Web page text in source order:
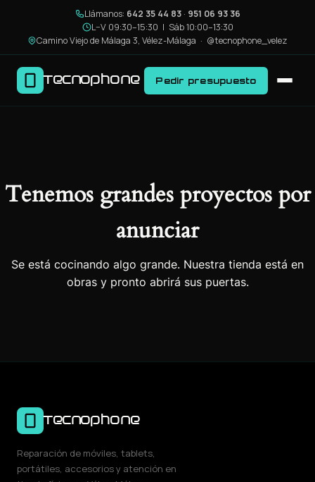
Llámanos: 642 35 44 83· 951 06 93 36
L–V 09:30–15:30 | Sáb 10:00–13:30
Camino Viejo de Málaga 3, Vélez-Málaga · @tecnophone_velez
Tecnophone Pedir presupuesto
Tenemos grandes proyectos por
anunciar
Se está cocinando algo grande. Nuestra tienda está en
obras y pronto abrirá sus puertas.
Tecnophone
Reparación de móviles, tablets,
portátiles, accesorios y atención en